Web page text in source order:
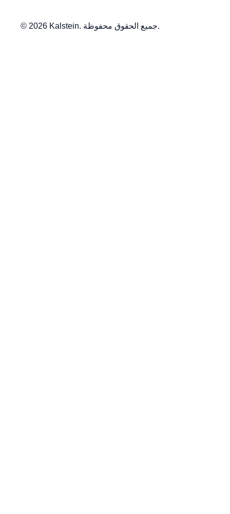
© 2026 Kalstein. جميع الحقوق محفوظة.